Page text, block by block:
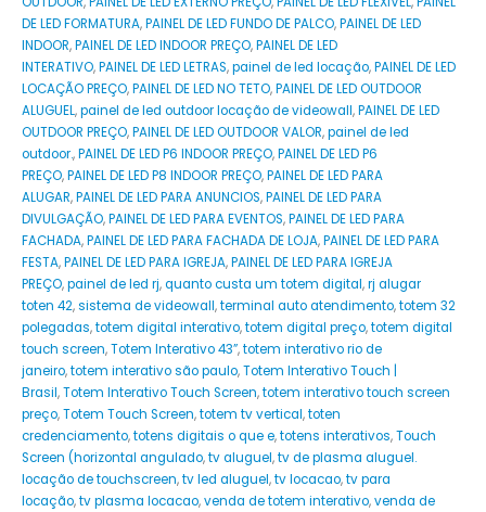
DE LED FORMATURA,PAINEL DE LED FUNDO DE PALCO,PAINEL DE LED
INDOOR,PAINEL DE LED INDOOR PREÇO,PAINEL DE LED
INTERATIVO,PAINEL DE LED LETRAS,painel de led locação,PAINEL DE LED
LOCAÇÃO PREÇO,PAINEL DE LED NO TETO,PAINEL DE LED OUTDOOR
ALUGUEL,painel de led outdoor locação de videowall,PAINEL DE LED
OUTDOOR PREÇO,PAINEL DE LED OUTDOOR VALOR,painel de led
outdoor.,PAINEL DE LED P6 INDOOR PREÇO,PAINEL DE LED P6
PREÇO,PAINEL DE LED P8 INDOOR PREÇO,PAINEL DE LED PARA
ALUGAR,PAINEL DE LED PARA ANUNCIOS,PAINEL DE LED PARA
DIVULGAÇÃO,PAINEL DE LED PARA EVENTOS,PAINEL DE LED PARA
FACHADA,PAINEL DE LED PARA FACHADA DE LOJA,PAINEL DE LED PARA
FESTA,PAINEL DE LED PARA IGREJA,PAINEL DE LED PARA IGREJA
PREÇO,painel de led rj,quanto custa um totem digital,rj alugar
toten 42,sistema de videowall,terminal auto atendimento,totem 32
polegadas,totem digital interativo,totem digital preço,totem digital
touch screen,Totem Interativo 43”,totem interativo rio de
janeiro,totem interativo são paulo,Totem Interativo Touch |
Brasil,Totem Interativo Touch Screen,totem interativo touch screen
preço,Totem Touch Screen,totem tv vertical,toten
credenciamento,totens digitais o que e,totens interativos,Touch
Screen (horizontal angulado,tv aluguel,tv de plasma aluguel.
locação de touchscreen,tv led aluguel,tv locacao,tv para
locação,tv plasma locacao,venda de totem interativo,venda de